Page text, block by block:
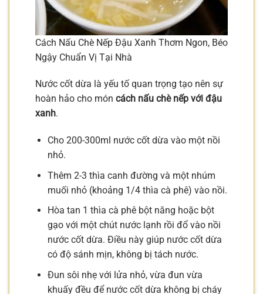
Cách Nấu Chè Nếp Đậu Xanh Thơm Ngon, Béo
Ngậy Chuẩn Vị Tại Nhà
Nước cốt dừa là yếu tố quan trọng tạo nên sự
hoàn hảo cho món cách nấu chè nếp với đậu
xanh.
Cho 200-300ml nước cốt dừa vào một nồi
nhỏ.
Thêm 2-3 thìa canh đường và một nhúm
muối nhỏ (khoảng 1/4 thìa cà phê) vào nồi.
Hòa tan 1 thìa cà phê bột năng hoặc bột
gạo với một chút nước lạnh rồi đổ vào nồi
nước cốt dừa. Điều này giúp nước cốt dừa
có độ sánh mịn, không bị tách nước.
Đun sôi nhẹ với lửa nhỏ, vừa đun vừa
khuấy đều để nước cốt dừa không bị cháy